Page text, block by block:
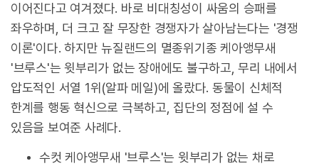
이어진다고 여겨졌다. 바로 비대칭성이 싸움의 승패를
좌우하며, 더 크고 잘 무장한 경쟁자가 살아남는다는 '경쟁
이론'이다. 하지만 뉴질랜드의 멸종위기종 케아앵무새
'브루스'는 윗부리가 없는 장애에도 불구하고, 무리 내에서
압도적인 서열 1위(알파 메일)에 올랐다. 동물이 신체적
한계를 행동 혁신으로 극복하고, 집단의 정점에 설 수
있음을 보여준 사례다.
수컷 케아앵무새 '브루스'는 윗부리가 없는 채로